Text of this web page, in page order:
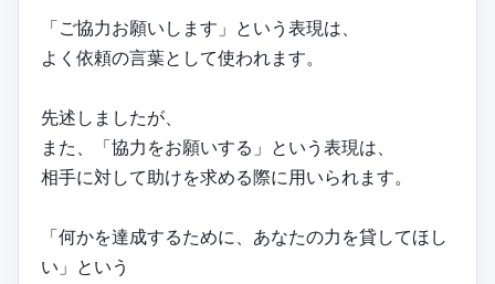
「ご協力お願いします」という表現は、
よく依頼の言葉として使われます。
先述しましたが、
また、「協力をお願いする」という表現は、
相手に対して助けを求める際に用いられます。
「何かを達成するために、あなたの力を貸してほし
い」という